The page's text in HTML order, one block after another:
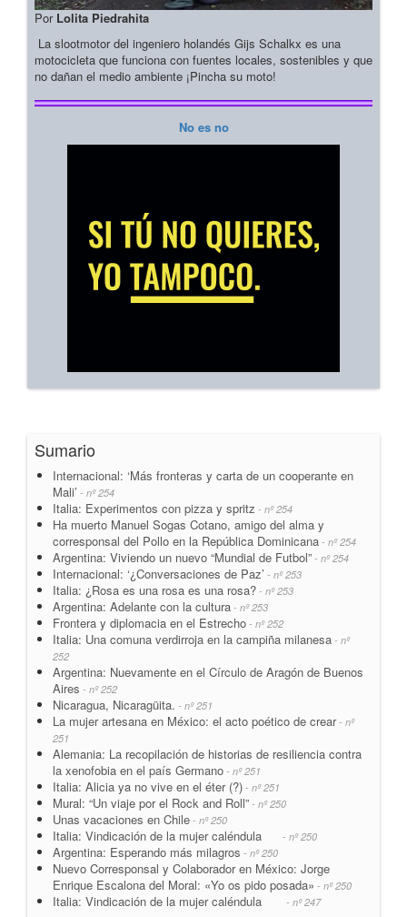
Por Lolita Piedrahita
La slootmotor del ingeniero holandés Gijs Schalkx es una
motocicleta que funciona con fuentes locales, sostenibles y que
no dañan el medio ambiente ¡Pincha su moto!
No es no
Sumario
Internacional: ‘Más fronteras y carta de un cooperante en
Mali’ - nº 254
Italia: Experimentos con pizza y spritz - nº 254
Ha muerto Manuel Sogas Cotano, amigo del alma y
corresponsal del Pollo en la República Dominicana - nº 254
Argentina: Viviendo un nuevo “Mundial de Futbol” - nº 254
Internacional: ‘¿Conversaciones de Paz’ - nº 253
Italia: ¿Rosa es una rosa es una rosa? - nº 253
Argentina: Adelante con la cultura - nº 253
Frontera y diplomacia en el Estrecho - nº 252
Italia: Una comuna verdirroja en la campiña milanesa - nº
252
Argentina: Nuevamente en el Círculo de Aragón de Buenos
Aires - nº 252
Nicaragua, Nicaragüita. - nº 251
La mujer artesana en México: el acto poético de crear- nº
251
Alemania: La recopilación de historias de resiliencia contra
la xenofobia en el país Germano - nº 251
Italia: Alicia ya no vive en el éter (?) - nº 251
Mural: “Un viaje por el Rock and Roll” - nº 250
Unas vacaciones en Chile - nº 250
Italia: Vindicación de la mujer caléndula - nº 250
Argentina: Esperando más milagros - nº 250
Nuevo Corresponsal y Colaborador en México: Jorge
Enrique Escalona del Moral: «Yo os pido posada» - nº 250
Italia: Vindicación de la mujer caléndula - nº 247